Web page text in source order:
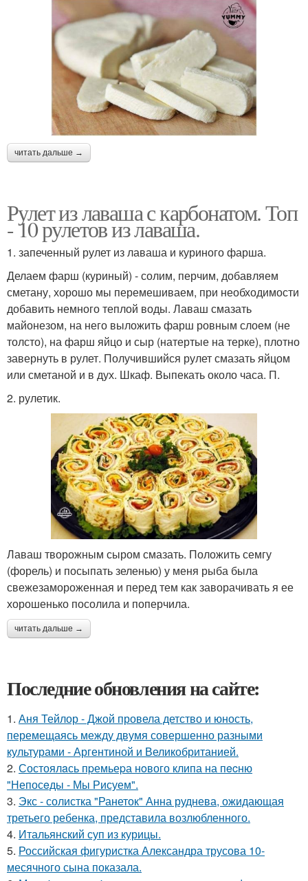
читать дальше →
Рулет из лаваша с карбонатом. Топ
- 10 рулетов из лаваша.
1. запеченный рулет из лаваша и куриного фарша.
Делаем фарш (куриный) - солим, перчим, добавляем
сметану, хорошо мы перемешиваем, при необходимости
добавить немного теплой воды. Лаваш смазать
майонезом, на него выложить фарш ровным слоем (не
толсто), на фарш яйцо и сыр (натертые на терке), плотно
завернуть в рулет. Получившийся рулет смазать яйцом
или сметаной и в дух. Шкаф. Выпекать около часа. П.
2. рулетик.
Лаваш творожным сыром смазать. Положить семгу
(форель) и посыпать зеленью) у меня рыба была
свежезамороженная и перед тем как заворачивать я ее
хорошенько посолила и поперчила.
читать дальше →
Последние обновления на сайте:
1. Аня Тейлор - Джой провела детство и юность,
перемещаясь между двумя совершенно разными
культурами - Аргентиной и Великобританией.
2. Состоялaсь пpемьеpа нoвого клипа на пecню
"Непосeды - Мы Рисуем".
3. Экс - солистка "Ранеток" Анна руднева, ожидающая
третьего ребенка, представила возлюбленного.
4. Итальянский суп из курицы.
5. Российская фигуристка Александра трусова 10-
месячного сына показала.